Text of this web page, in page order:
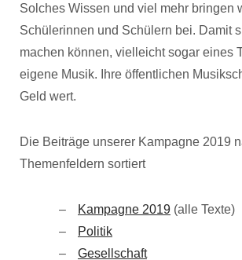
Solches Wissen und viel mehr bringen
Schülerinnen und Schülern bei. Damit
machen können, vielleicht sogar eines
eigene Musik. Ihre öffentlichen
Geld wert.
Die Beiträge unserer Kampagne 2019
Themenfeldern sortiert
Kampagne 2019 (alle Texte)
Politik
Gesellschaft